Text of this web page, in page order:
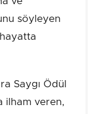
söyleyen
Saygı Ödül
ilham veren,